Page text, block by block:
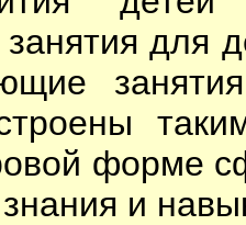
для
форме
и